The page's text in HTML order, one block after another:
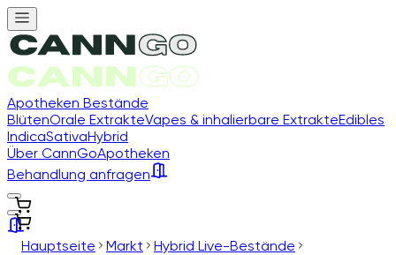
Apotheken Bestände
BlütenOrale ExtrakteVapes & inhalierbare ExtrakteEdibles
IndicaSativaHybrid
Über CannGoApotheken
Behandlung anfragen
Hauptseite Markt
Hybrid Live-Bestände